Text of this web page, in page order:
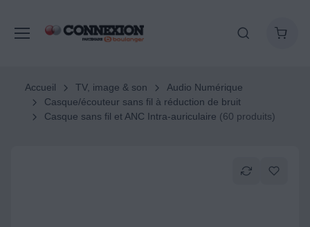
Accueil TV, image & son
Audio Numérique
Casque/écouteur sans fil à réduction de bruit
Casque sans fil et ANC Intra-auriculaire (60 produits)